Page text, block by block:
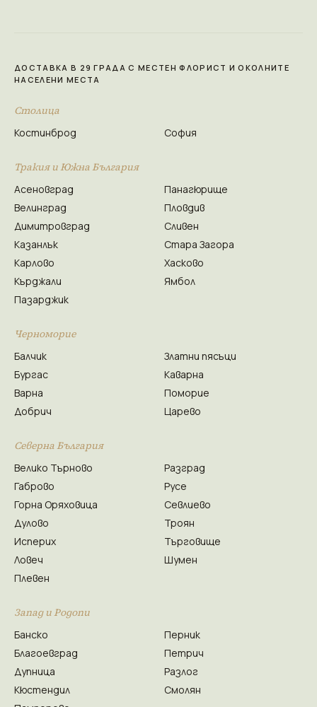
ДОСТАВКА В 29 ГРАДА С МЕСТЕН ФЛОРИСТ И ОКОЛНИТЕ
НАСЕЛЕНИ МЕСТА
Столица
Костинброд София
Тракия и Южна България
Асеновград
Велинград
Димитровград
Казанлък
Карлово
Кърджали
Пазарджик
Панагюрище
Пловдив
Сливен
Стара Загора
Хасково
Ямбол
Черноморие
Балчик
Бургас
Варна
Добрич
Златни пясъци
Каварна
Поморие
Царево
Северна България
Велико Търново
Габрово
Горна Оряховица
Дулово
Исперих
Ловеч
Плевен
Разград
Русе
Севлиево
Троян
Търговище
Шумен
Запад и Родопи
Банско
Благоевград
Дупница
Кюстендил
Перник
Петрич
Разлог
Смолян